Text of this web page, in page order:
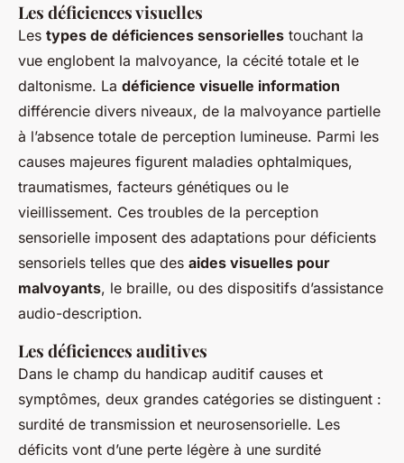
Les déficiences visuelles
Les types de déficiences sensorielles touchant la
vue englobent la malvoyance, la cécité totale et le
daltonisme. La déficience visuelle information
différencie divers niveaux, de la malvoyance partielle
à l’absence totale de perception lumineuse. Parmi les
causes majeures figurent maladies ophtalmiques,
traumatismes, facteurs génétiques ou le
vieillissement. Ces troubles de la perception
sensorielle imposent des adaptations pour déficients
sensoriels telles que des aides visuelles pour
malvoyants, le braille, ou des dispositifs d’assistance
audio-description.
Les déficiences auditives
Dans le champ du handicap auditif causes et
symptômes, deux grandes catégories se distinguent :
surdité de transmission et neurosensorielle. Les
déficits vont d’une perte légère à une surdité